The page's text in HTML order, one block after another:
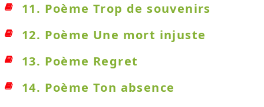
11. Poème Trop de souvenirs
12. Poème Une mort injuste
13. Poème Regret
14. Poème Ton absence